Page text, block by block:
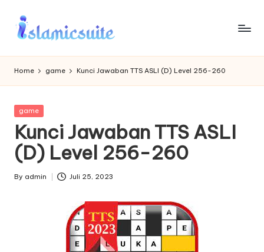
Skip
Home game Kunci Jawaban TTS ASLI (D) Level 256-260
Posted
game
Kunci Jawaban TTS ASLI
(D) Level 256-260
Posted
By admin Juli 25, 2023